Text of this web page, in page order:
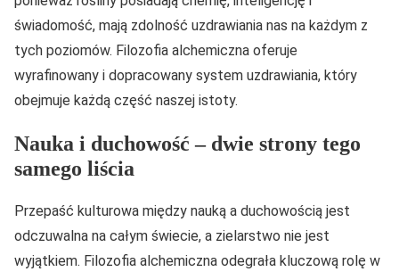
świadomość, mają zdolność uzdrawiania nas na każdym z
tych poziomów. Filozofia alchemiczna oferuje
wyrafinowany i dopracowany system uzdrawiania, który
obejmuje każdą część naszej istoty.
Nauka i duchowość – dwie strony tego
samego liścia
Przepaść kulturowa między nauką a duchowością jest
odczuwalna na całym świecie, a zielarstwo nie jest
wyjątkiem. Filozofia alchemiczna odegrała kluczową rolę w